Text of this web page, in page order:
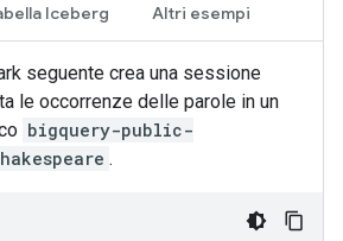
Iceberg Altri esempi
seguente crea una sessione
le occorrenze delle parole in un
bigquery-public-
.